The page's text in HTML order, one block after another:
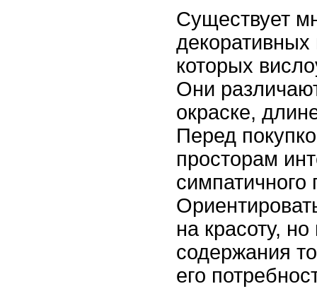
Существует
декоративных
которых
Они
окраске,
Перед
просторам
симпатичного
на красоту,
содержания
его